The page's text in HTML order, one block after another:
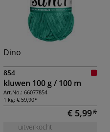
Dino
854
kluwen 100 g / 100 m
Art.No.: 66077854
1 kg: € 59,90
€ 5,99
uitverkocht